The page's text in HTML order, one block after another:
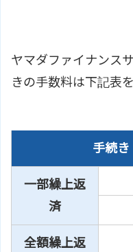
ヤマダファイナンス
きの手数料は下記表
手続き
一部繰上返
済
全額繰上返